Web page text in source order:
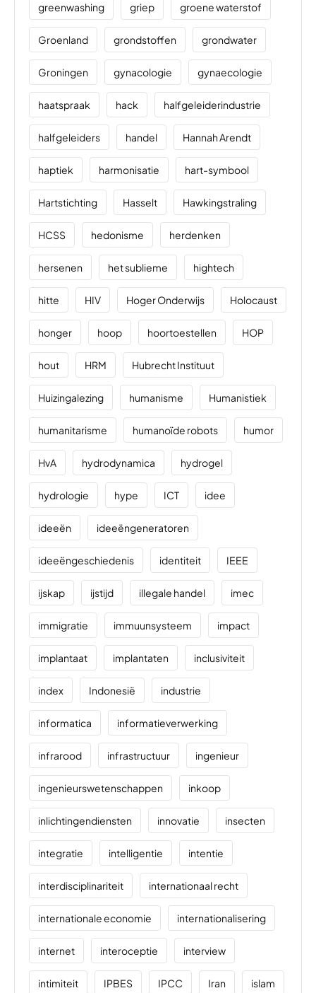
greenwashing griep groene waterstof
Groenland grondstoffen grondwater
Groningen gynacologie gynaecologie
haatspraak hack halfgeleiderindustrie
halfgeleiders handel Hannah Arendt
haptiek harmonisatie hart-symbool
Hartstichting Hasselt Hawkingstraling
HCSS hedonisme herdenken
hersenen het sublieme hightech
hitte HIV Hoger Onderwijs Holocaust
honger hoop hoortoestellen HOP
hout HRM Hubrecht Instituut
Huizingalezing humanisme Humanistiek
humanitarisme humanoïde robots humor
HvA hydrodynamica hydrogel
hydrologie hype ICT idee
ideeën ideeëngeneratoren
ideeëngeschiedenis identiteit IEEE
ijskap ijstijd illegale handel imec
immigratie immuunsysteem impact
implantaat implantaten inclusiviteit
index Indonesië industrie
informatica informatieverwerking
infrarood infrastructuur ingenieur
ingenieurswetenschappen inkoop
inlichtingendiensten innovatie insecten
integratie intelligentie intentie
interdisciplinariteit internationaal recht
internationale economie internationalisering
internet interoceptie interview
intimiteit IPBES IPCC Iran islam